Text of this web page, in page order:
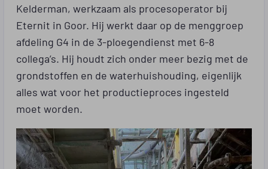
Kelderman, werkzaam als procesoperator bij
Eternit in Goor. Hij werkt daar op de menggroep
afdeling G4 in de 3-ploegendienst met 6-8
collega’s. Hij houdt zich onder meer bezig met de
grondstoffen en de waterhuishouding, eigenlijk
alles wat voor het productieproces ingesteld
moet worden.